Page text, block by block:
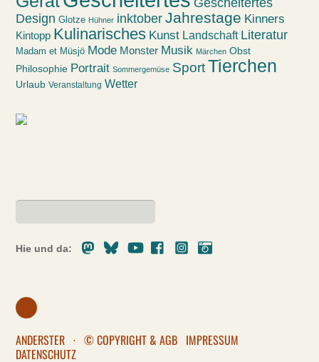
Design Glotze Hühner inktober Jahrestage Kinners
Kintopp Kulinarisches Kunst Landschaft Literatur
Madam et Müsjö Mode Monster Musik Märchen Obst
Philosophie Portrait Sommergemüse SportTierchen
Urlaub Veranstaltung Wetter
Hie und da:
MastodonBlueskyYoutubeFacebookInstagram
ANDERSTER · © COPYRIGHT & AGB IMPRESSUM
DATENSCHUTZ